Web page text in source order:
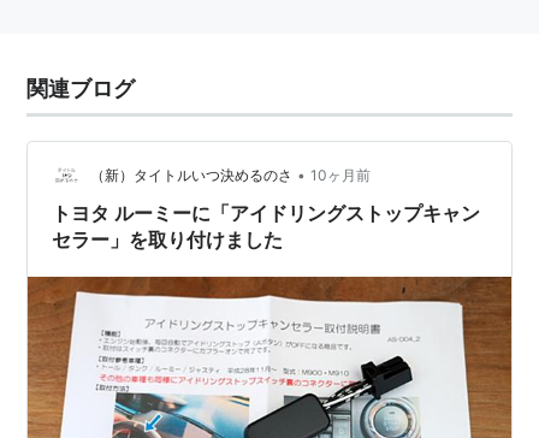
関連ブログ
（新）タイトルいつ決めるのさ • 10ヶ月前
トヨタ ルーミーに「アイドリングストップキャン
セラー」を取り付けました